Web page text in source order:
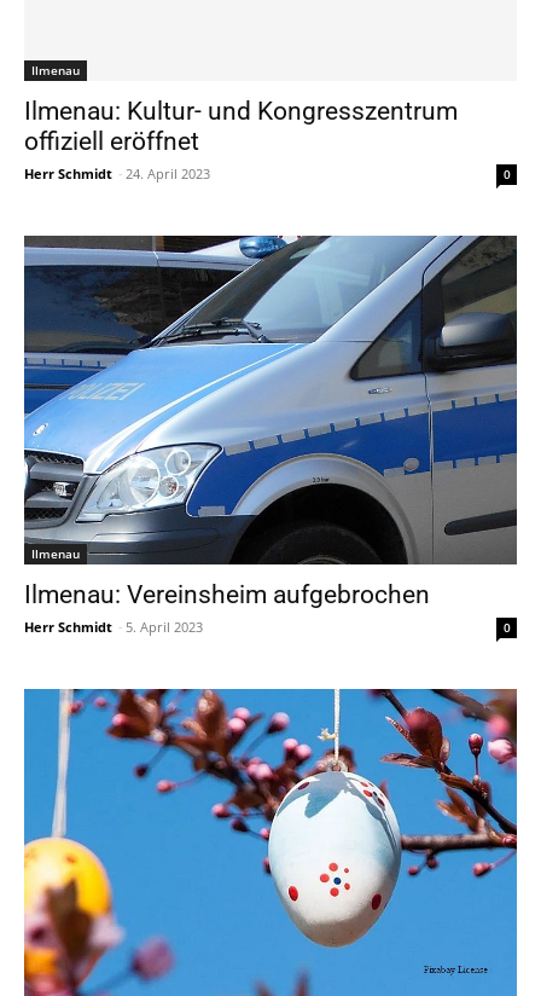
Ilmenau
Ilmenau: Kultur- und Kongresszentrum
offiziell eröffnet
Herr Schmidt - 24. April 2023 0
Ilmenau
Ilmenau: Vereinsheim aufgebrochen
Herr Schmidt - 5. April 2023 0